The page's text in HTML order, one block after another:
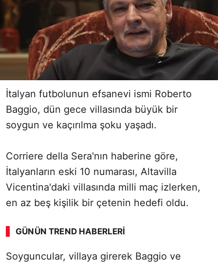
İtalyan futbolunun efsanevi ismi Roberto
Baggio, dün gece villasında büyük bir
soygun ve kaçırılma şoku yaşadı.
Corriere della Sera'nın haberine göre,
İtalyanların eski 10 numarası, Altavilla
Vicentina'daki villasında milli maç izlerken,
en az beş kişilik bir çetenin hedefi oldu.
GÜNÜN TREND HABERLERI
Soyguncular, villaya girerek Baggio ve